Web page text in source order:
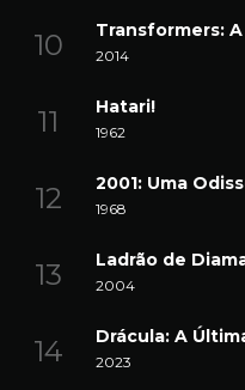
Transformers:
2014
Hatari!
1962
2001: Uma
1968
Ladrão de
2004
Drácula: A
2023